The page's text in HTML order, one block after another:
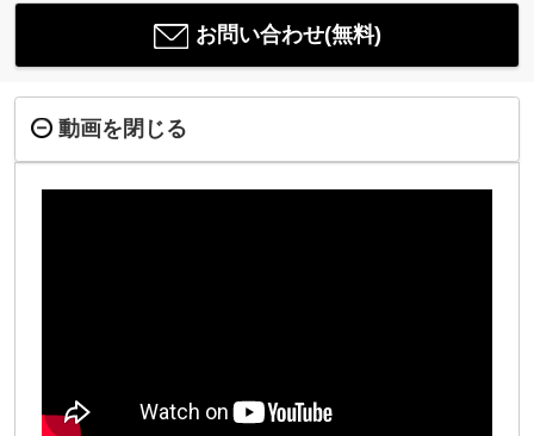
お問い合わせ(無料)
動画を閉じる